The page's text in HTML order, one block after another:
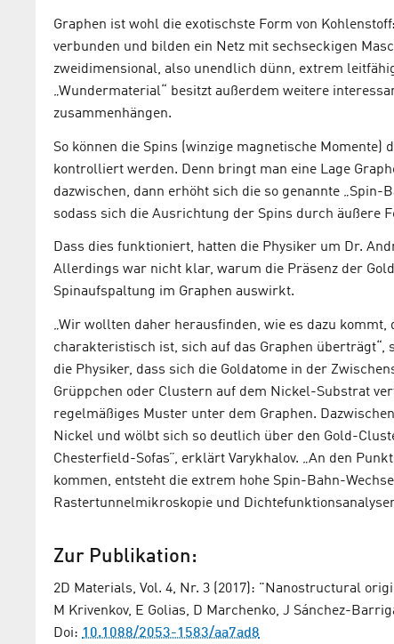
Graphen ist wohl die exotischste Form von
verbunden und bilden ein Netz mit sechseckigen
zweidimensional, also unendlich dünn, extrem
„Wundermaterial“ besitzt außerdem weitere
zusammenhängen.
So können die Spins (winzige magnetische
kontrolliert werden. Denn bringt man eine Lage
dazwischen, dann erhöht sich die so genannte
sodass sich die Ausrichtung der Spins durch äußere
Dass dies funktioniert, hatten die Physiker um Dr.
Allerdings war nicht klar, warum die Präsenz der
Spinaufspaltung im Graphen auswirkt.
„Wir wollten daher herausfinden, wie es dazu
charakteristisch ist, sich auf das Graphen überträgt“,
die Physiker, dass sich die Goldatome in der
Grüppchen oder Clustern auf dem Nickel-Substrat
regelmäßiges Muster unter dem Graphen.
Nickel und wölbt sich so deutlich über den Gold-
Chesterfield-Sofas”, erklärt Varykhalov. „An den
kommen, entsteht die extrem hohe Spin-Bahn-
Rastertunnelmikroskopie und
Zur Publikation:
2D Materials, Vol. 4, Nr. 3 (2017): "Nanostructural
M Krivenkov, E Golias, D Marchenko, J Sánchez-
Doi: 10.1088/2053-1583/aa7ad8